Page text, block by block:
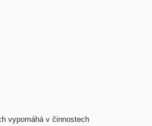
vypomáhá v činnostech